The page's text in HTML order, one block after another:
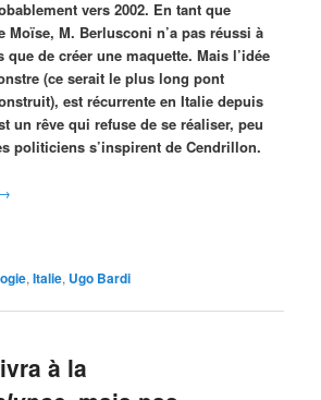
vers 2002. En tant que
Moïse, M. Berlusconi n’a pas réussi à
de créer une maquette. Mais l’idée
(ce serait le plus long pont
est récurrente en Italie depuis
un rêve qui refuse de se réaliser, peu
politiciens s’inspirent de Cendrillon.
,Italie, Ugo Bardi
à la